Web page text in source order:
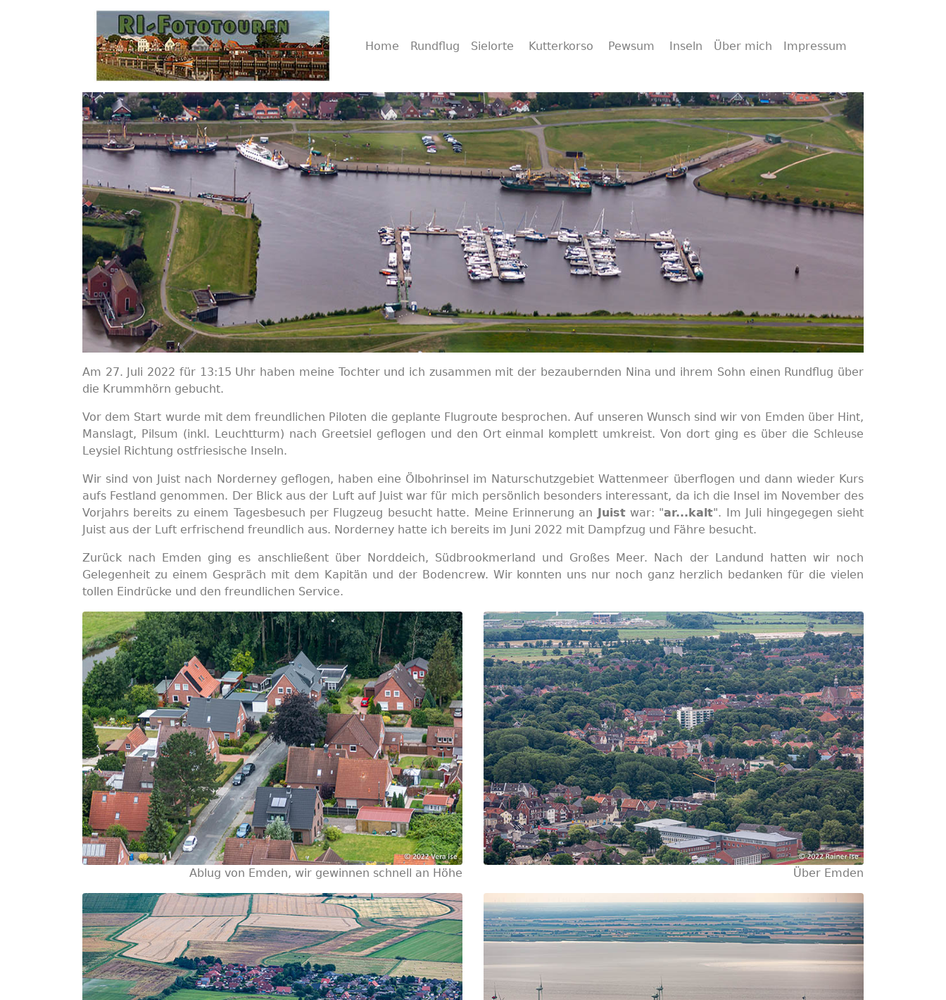
Home Rundflug Sielorte Kutterkorso Pewsum Inseln Über mich Impressum
Am 27. Juli 2022 für 13:15 Uhr haben meine Tochter und ich zusammen mit der bezaubernden Nina und ihrem Sohn einen Rundflug über
die Krummhörn gebucht.
Vor dem Start wurde mit dem freundlichen Piloten die geplante Flugroute besprochen. Auf unseren Wunsch sind wir von Emden über Hint,
Manslagt, Pilsum (inkl. Leuchtturm) nach Greetsiel geflogen und den Ort einmal komplett umkreist. Von dort ging es über die Schleuse
Leysiel Richtung ostfriesische Inseln.
Wir sind von Juist nach Norderney geflogen, haben eine Ölbohrinsel im Naturschutzgebiet Wattenmeer überflogen und dann wieder Kurs
aufs Festland genommen. Der Blick aus der Luft auf Juist war für mich persönlich besonders interessant, da ich die Insel im November des
Vorjahrs bereits zu einem Tagesbesuch per Flugzeug besucht hatte. Meine Erinnerung an Juistwar: "ar...kalt". Im Juli hingegegen sieht
Juist aus der Luft erfrischend freundlich aus. Norderney hatte ich bereits im Juni 2022 mit Dampfzug und Fähre besucht.
Zurück nach Emden ging es anschließent über Norddeich, Südbrookmerland und Großes Meer. Nach der Landund hatten wir noch
Gelegenheit zu einem Gespräch mit dem Kapitän und der Bodencrew. Wir konnten uns nur noch ganz herzlich bedanken für die vielen
tollen Eindrücke und den freundlichen Service.
Ablug von Emden, wir gewinnen schnell an Höhe Über Emden